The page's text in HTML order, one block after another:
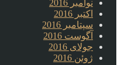
نوامبر 2016
اکتبر 2016
سپتامبر 2016
آگوست 2016
جولای 2016
ژوئن 2016